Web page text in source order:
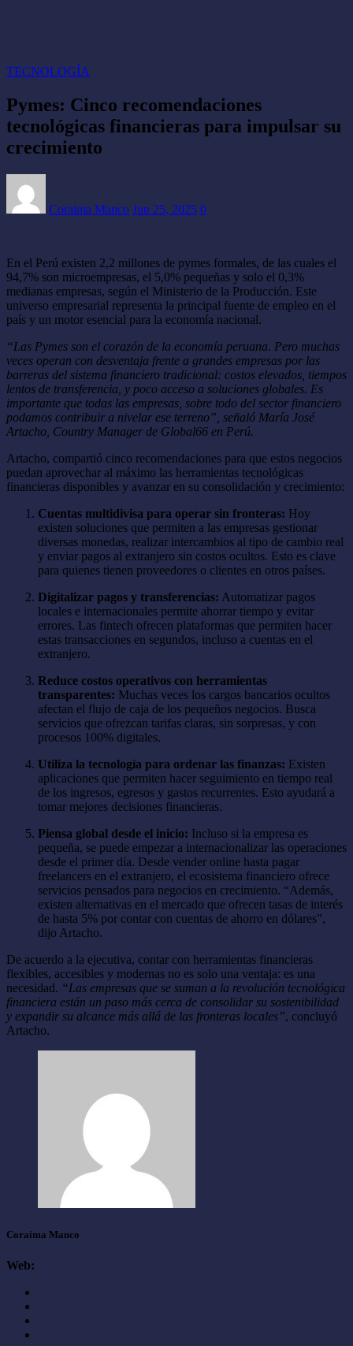
TECNOLOGÍA
Pymes: Cinco recomendaciones
tecnológicas financieras para impulsar su
crecimiento
Coraima Manco Jun 25, 2025 0
En el Perú existen 2,2 millones de pymes formales, de las cuales el
94,7% son microempresas, el 5,0% pequeñas y solo el 0,3%
medianas empresas, según el Ministerio de la Producción. Este
universo empresarial representa la principal fuente de empleo en el
país y un motor esencial para la economía nacional.
“Las Pymes son el corazón de la economía peruana. Pero muchas
veces operan con desventaja frente a grandes empresas por las
barreras del sistema financiero tradicional: costos elevados, tiempos
lentos de transferencia, y poco acceso a soluciones globales. Es
importante que todas las empresas, sobre todo del sector financiero
podamos contribuir a nivelar ese terreno”, señaló María José
Artacho, Country Manager de Global66 en Perú.
Artacho, compartió cinco recomendaciones para que estos negocios
puedan aprovechar al máximo las herramientas tecnológicas
financieras disponibles y avanzar en su consolidación y crecimiento:
Cuentas multidivisa para operar sin fronteras: Hoy
existen soluciones que permiten a las empresas gestionar
diversas monedas, realizar intercambios al tipo de cambio real
y enviar pagos al extranjero sin costos ocultos. Esto es clave
para quienes tienen proveedores o clientes en otros países.
Digitalizar pagos y transferencias: Automatizar pagos
locales e internacionales permite ahorrar tiempo y evitar
errores. Las fintech ofrecen plataformas que permiten hacer
estas transacciones en segundos, incluso a cuentas en el
extranjero.
Reduce costos operativos con herramientas
transparentes: Muchas veces los cargos bancarios ocultos
afectan el flujo de caja de los pequeños negocios. Busca
servicios que ofrezcan tarifas claras, sin sorpresas, y con
procesos 100% digitales.
Utiliza la tecnología para ordenar las finanzas: Existen
aplicaciones que permiten hacer seguimiento en tiempo real
de los ingresos, egresos y gastos recurrentes. Esto ayudará a
tomar mejores decisiones financieras.
Piensa global desde el inicio: Incluso si la empresa es
pequeña, se puede empezar a internacionalizar las operaciones
desde el primer día. Desde vender online hasta pagar
freelancers en el extranjero, el ecosistema financiero ofrece
servicios pensados para negocios en crecimiento. “Además,
existen alternativas en el mercado que ofrecen tasas de interés
de hasta 5% por contar con cuentas de ahorro en dólares”,
dijo Artacho.
De acuerdo a la ejecutiva, contar con herramientas financieras
flexibles, accesibles y modernas no es solo una ventaja: es una
necesidad. “Las empresas que se suman a la revolución tecnológica
financiera están un paso más cerca de consolidar su sostenibilidad
y expandir su alcance más allá de las fronteras locales”, concluyó
Artacho.
Coraima Manco
Web: